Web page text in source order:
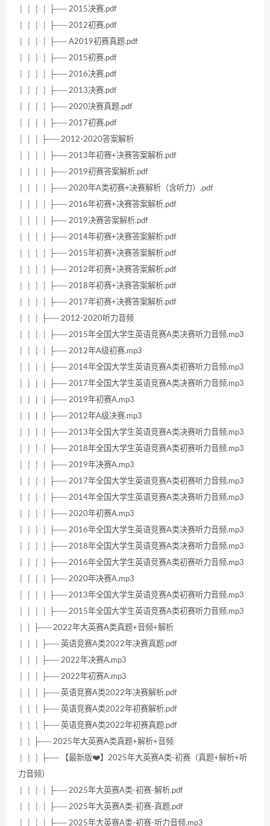
│ │ │ │ ├── 2015决赛.pdf
│ │ │ │ ├── 2012初赛.pdf
│ │ │ │ ├── A2019初赛真题.pdf
│ │ │ │ ├── 2015初赛.pdf
│ │ │ │ ├── 2016决赛.pdf
│ │ │ │ ├── 2013决赛.pdf
│ │ │ │ ├── 2020决赛真题.pdf
│ │ │ │ ├── 2017初赛.pdf
│ │ │ ├── 2012-2020答案解析
│ │ │ │ ├── 2013年初赛+决赛答案解析.pdf
│ │ │ │ ├── 2019初赛答案解析.pdf
│ │ │ │ ├── 2020年A类初赛+决赛解析（含听力）.pdf
│ │ │ │ ├── 2016年初赛+决赛答案解析.pdf
│ │ │ │ ├── 2019决赛答案解析.pdf
│ │ │ │ ├── 2014年初赛+决赛答案解析.pdf
│ │ │ │ ├── 2015年初赛+决赛答案解析.pdf
│ │ │ │ ├── 2012年初赛+决赛答案解析.pdf
│ │ │ │ ├── 2018年初赛+决赛答案解析.pdf
│ │ │ │ ├── 2017年初赛+决赛答案解析.pdf
│ │ │ ├── 2012-2020听力音频
│ │ │ │ ├── 2015年全国大学生英语竞赛A类决赛听力音频.mp3
│ │ │ │ ├── 2012年A级初赛.mp3
│ │ │ │ ├── 2014年全国大学生英语竞赛A类初赛听力音频.mp3
│ │ │ │ ├── 2017年全国大学生英语竞赛A类决赛听力音频.mp3
│ │ │ │ ├── 2019年初赛A.mp3
│ │ │ │ ├── 2012年A级决赛.mp3
│ │ │ │ ├── 2013年全国大学生英语竞赛A类决赛听力音频.mp3
│ │ │ │ ├── 2018年全国大学生英语竞赛A类初赛听力音频.mp3
│ │ │ │ ├── 2019年决赛A.mp3
│ │ │ │ ├── 2017年全国大学生英语竞赛A类初赛听力音频.mp3
│ │ │ │ ├── 2014年全国大学生英语竞赛A类决赛听力音频.mp3
│ │ │ │ ├── 2020年初赛A.mp3
│ │ │ │ ├── 2016年全国大学生英语竞赛A类决赛听力音频.mp3
│ │ │ │ ├── 2018年全国大学生英语竞赛A类决赛听力音频.mp3
│ │ │ │ ├── 2016年全国大学生英语竞赛A类初赛听力音频.mp3
│ │ │ │ ├── 2020年决赛A.mp3
│ │ │ │ ├── 2013年全国大学生英语竞赛A类初赛听力音频.mp3
│ │ │ │ ├── 2015年全国大学生英语竞赛A类初赛听力音频.mp3
│ │ ├── 2022年大英赛A类真题+音频+解析
│ │ │ ├── 英语竞赛A类2022年决赛真题.pdf
│ │ │ ├── 2022年决赛A.mp3
│ │ │ ├── 2022年初赛A.mp3
│ │ │ ├── 英语竞赛A类2022年决赛解析.pdf
│ │ │ ├── 英语竞赛A类2022年初赛解析.pdf
│ │ │ ├── 英语竞赛A类2022年初赛真题.pdf
│ │ ├── 2025年大英赛A类真题+解析+音频
│ │ │ ├── 【最新版❤️】2025年大英赛A类-初赛（真题+解析+听
力音频）
│ │ │ │ ├── 2025年大英赛A类-初赛-解析.pdf
│ │ │ │ ├── 2025年大英赛A类-初赛-真题.pdf
│ │ │ │ ├── 2025年大英赛A类-初赛-听力音频.mp3